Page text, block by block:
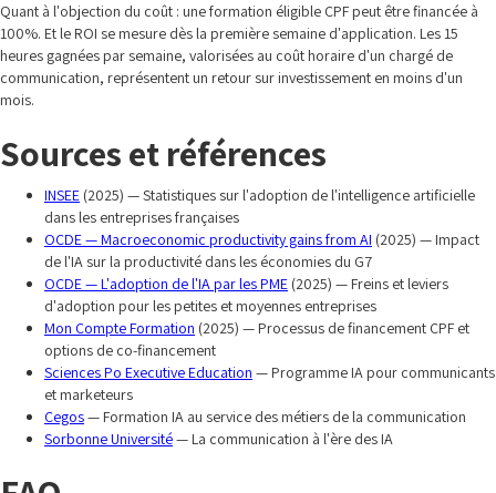
Quant à l'objection du coût : une formation éligible CPF peut être financée à
100%. Et le ROI se mesure dès la première semaine d'application. Les 15
heures gagnées par semaine, valorisées au coût horaire d'un chargé de
communication, représentent un retour sur investissement en moins d'un
mois.
Sources et références
INSEE (2025) — Statistiques sur l'adoption de l'intelligence artificielle
dans les entreprises françaises
OCDE — Macroeconomic productivity gains from AI (2025) — Impact
de l'IA sur la productivité dans les économies du G7
OCDE — L'adoption de l'IA par les PME (2025) — Freins et leviers
d'adoption pour les petites et moyennes entreprises
Mon Compte Formation (2025) — Processus de financement CPF et
options de co-financement
Sciences Po Executive Education — Programme IA pour communicants
et marketeurs
Cegos— Formation IA au service des métiers de la communication
Sorbonne Université— La communication à l'ère des IA